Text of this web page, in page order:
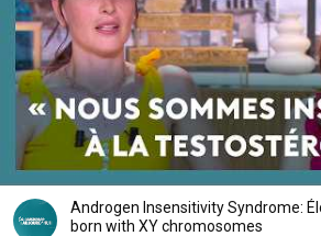
Androgen Insensitivity Syndrome:
born with XY chromosomes